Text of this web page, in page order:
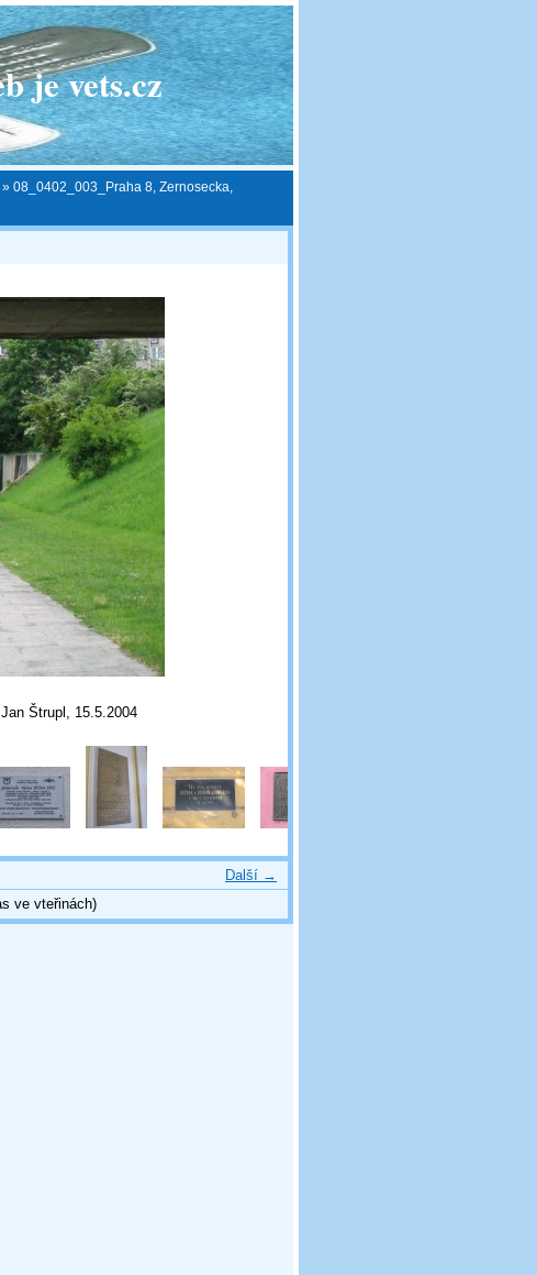
je vets.cz
» 08_0402_003_Praha 8, Zernosecka,
Štrupl, 15.5.2004
Další →
ve vteřinách)